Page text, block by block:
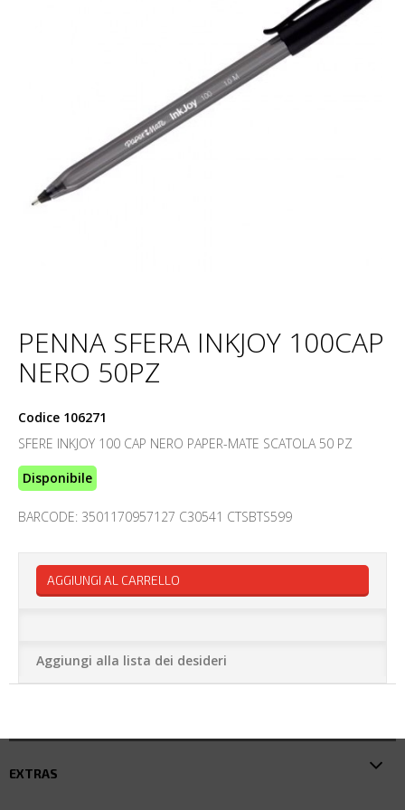
PENNA SFERA INKJOY 100CAP
NERO 50PZ
Codice 106271
SFERE INKJOY 100 CAP NERO PAPER-MATE SCATOLA 50 PZ
Disponibile
BARCODE: 3501170957127 C30541 CTSBTS599
AGGIUNGI AL CARRELLO
Aggiungi alla lista dei desideri
EXTRAS